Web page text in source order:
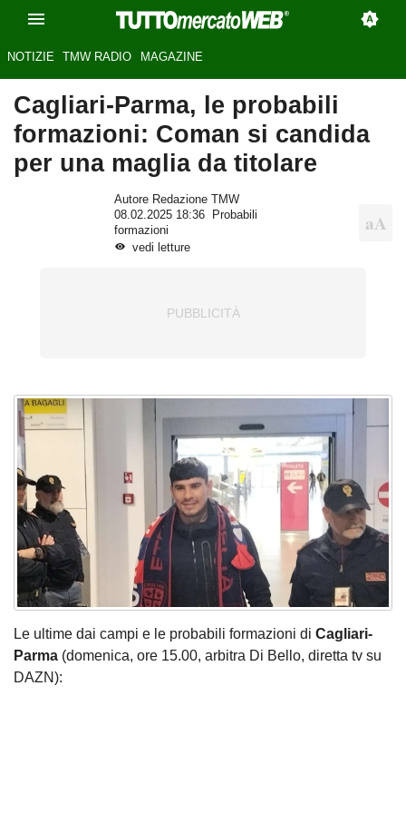
NOTIZIE TMW RADIO MAGAZINE
Cagliari-Parma, le probabili
formazioni: Coman si candida
per una maglia da titolare
Autore Redazione TMW
08.02.2025 18:36
Probabili
formazioni
vedi letture
Le ultime dai campi e le probabili formazioni di Cagliari-
Parma (domenica, ore 15.00, arbitra Di Bello, diretta tv su
DAZN):